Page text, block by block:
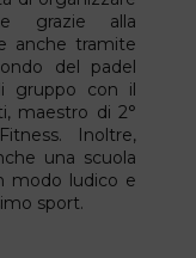
grazie alla
anche tramite
del padel
gruppo con il
maestro di 2°
Inoltre,
una scuola
modo ludico e
sport.